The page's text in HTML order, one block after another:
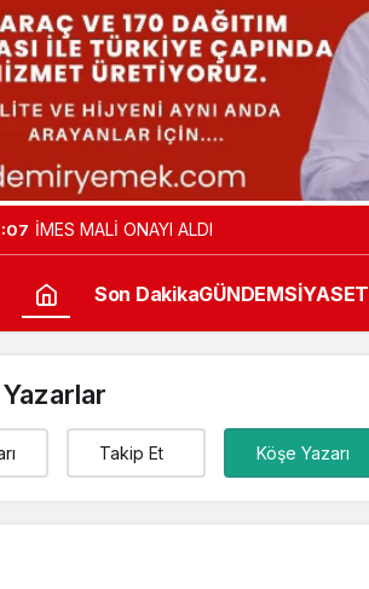
İMES MALİ ONAYI ALDI
Son DakikaGÜNDEMSİYASET
Takip Et Köşe Yazarı